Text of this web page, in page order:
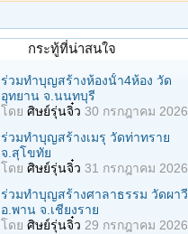
กระทู้ที่น่าสนใจ
ร่วมทําบุญสร้างห้องนั้า4ห้อง วัด
อุทยาน จ.นนทบุรี
โดย ศิษย์รุ่นจิ๋ว 30 กรกฎาคม 2026
ร่วมทําบุญสร้างเมรุ วัดท่าทราย
จ.สุโขทัย
โดย ศิษย์รุ่นจิ๋ว 31 กรกฎาคม 2026
ร่วมทําบุญสร้างศาลาธรรม วัดผาวี
อ.พาน จ.เชียงราย
โดย ศิษย์รุ่นจิ๋ว 29 กรกฎาคม 2026